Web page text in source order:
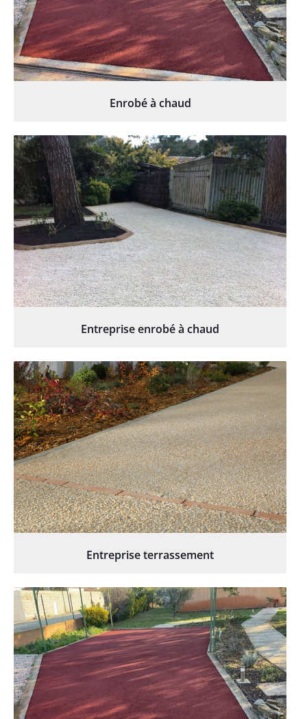
Enrobé à chaud
Entreprise enrobé à chaud
Entreprise terrassement